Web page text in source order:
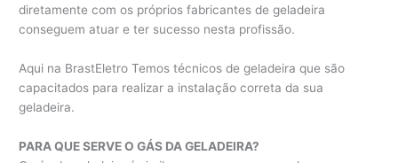
diretamente com os próprios fabricantes de geladeira
conseguem atuar e ter sucesso nesta profissão.
Aqui na BrastEletro Temos técnicos de geladeira que são
capacitados para realizar a instalação correta da sua
geladeira.
PARA QUE SERVE O GÁS DA GELADEIRA?